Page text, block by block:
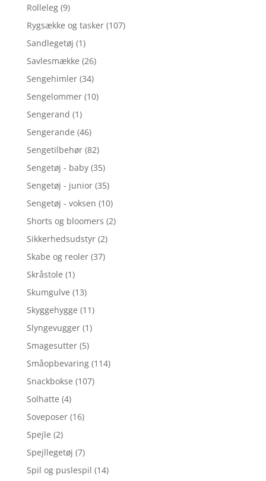
Rolleleg (9)
Rygsække og tasker (107)
Sandlegetøj (1)
Savlesmække (26)
Sengehimler (34)
Sengelommer (10)
Sengerand (1)
Sengerande (46)
Sengetilbehør (82)
Sengetøj - baby (35)
Sengetøj - junior (35)
Sengetøj - voksen (10)
Shorts og bloomers (2)
Sikkerhedsudstyr (2)
Skabe og reoler (37)
Skråstole (1)
Skumgulve (13)
Skyggehygge (11)
Slyngevugger (1)
Smagesutter (5)
Småopbevaring (114)
Snackbokse (107)
Solhatte (4)
Soveposer (16)
Spejle (2)
Spejllegetøj (7)
Spil og puslespil (14)